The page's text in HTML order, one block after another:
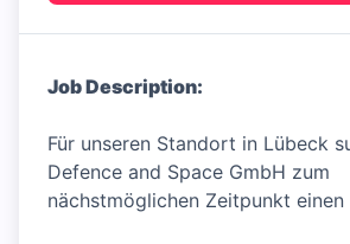
Job Description:
Für unseren Standort in Lübeck
Defence and Space GmbH zum
nächstmöglichen Zeitpunkt einen